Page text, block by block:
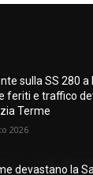
sulla SS 280
feriti e traffico
Terme
2026
devastano la